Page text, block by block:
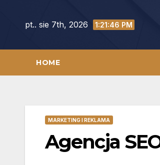
pt.. sie 7th, 2026 1:21:47 PM
HOME
MARKETING I REKLAMA
Agencja